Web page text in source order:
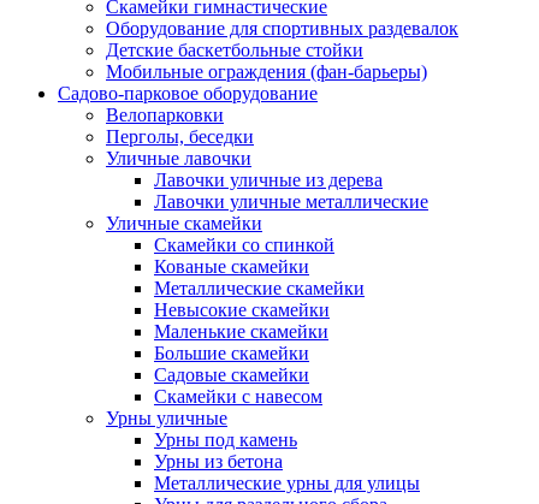
Скамейки гимнастические
Оборудование для спортивных раздевалок
Детские баскетбольные стойки
Мобильные ограждения (фан-барьеры)
Садово-парковое оборудование
Велопарковки
Перголы, беседки
Уличные лавочки
Лавочки уличные из дерева
Лавочки уличные металлические
Уличные скамейки
Скамейки со спинкой
Кованые скамейки
Металлические скамейки
Невысокие скамейки
Маленькие скамейки
Большие скамейки
Садовые скамейки
Скамейки с навесом
Урны уличные
Урны под камень
Урны из бетона
Металлические урны для улицы